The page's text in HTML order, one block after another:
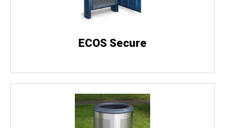
ECOS Secure